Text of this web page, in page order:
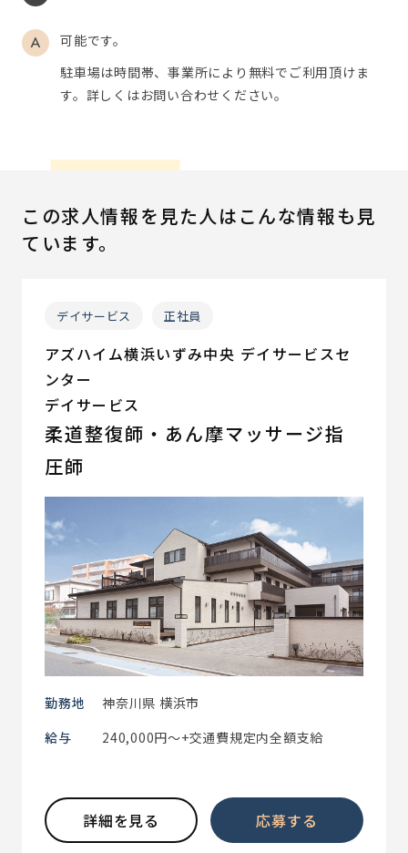
可能です。
駐車場は時間帯、事業所により無料でご利用頂けま
す。詳しくはお問い合わせください。
この求人情報を見た人はこんな情報も見
ています。
デイサービス 正社員
アズハイム横浜いずみ中央 デイサービスセ
ンター
デイサービス
柔道整復師・あん摩マッサージ指
圧師
勤務地
神奈川県 横浜市
給与
240,000円～+交通費規定内全額支給
詳細を見る 応募する